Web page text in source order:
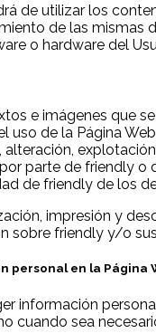
de utilizar los
de las mismas
o hardware del
e imágenes que
uso de la Página
parte de friendly o
de friendly de los
impresión y
sobre friendly y/o
personal en la Página
información
cuando sea